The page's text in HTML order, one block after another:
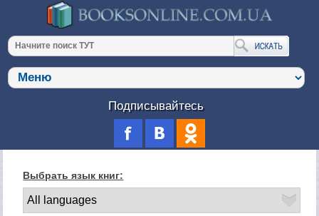
Подписывайтесь
Выбрать язык книг: